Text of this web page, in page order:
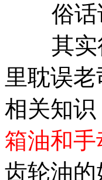
俗
其
里耽误
相关知
箱油和
齿轮油